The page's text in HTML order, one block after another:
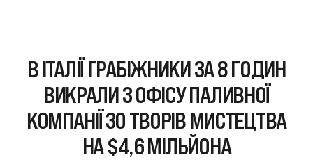
В ІТАЛІЇ ГРАБІЖНИКИ ЗА 8 ГОДИН
ВИКРАЛИ З ОФІСУ ПАЛИВНОЇ
КОМПАНІЇ 30 ТВОРІВ МИСТЕЦТВА
НА $4,6 МІЛЬЙОНА